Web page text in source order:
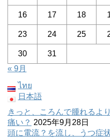
16 17 18
23 24 25
30
31
« 9月
ไทย
日本語
きっと、ころんで腫れるよ
痛い？ 2025年9月28日
頭に電流？を流し、うつ症